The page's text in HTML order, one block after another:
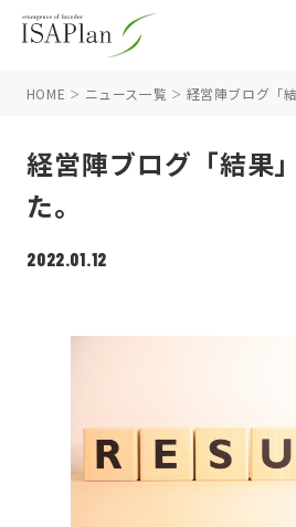
HOME ニュース一覧 経営陣ブログ「
経営陣ブログ「結果
た。
2022.01.12